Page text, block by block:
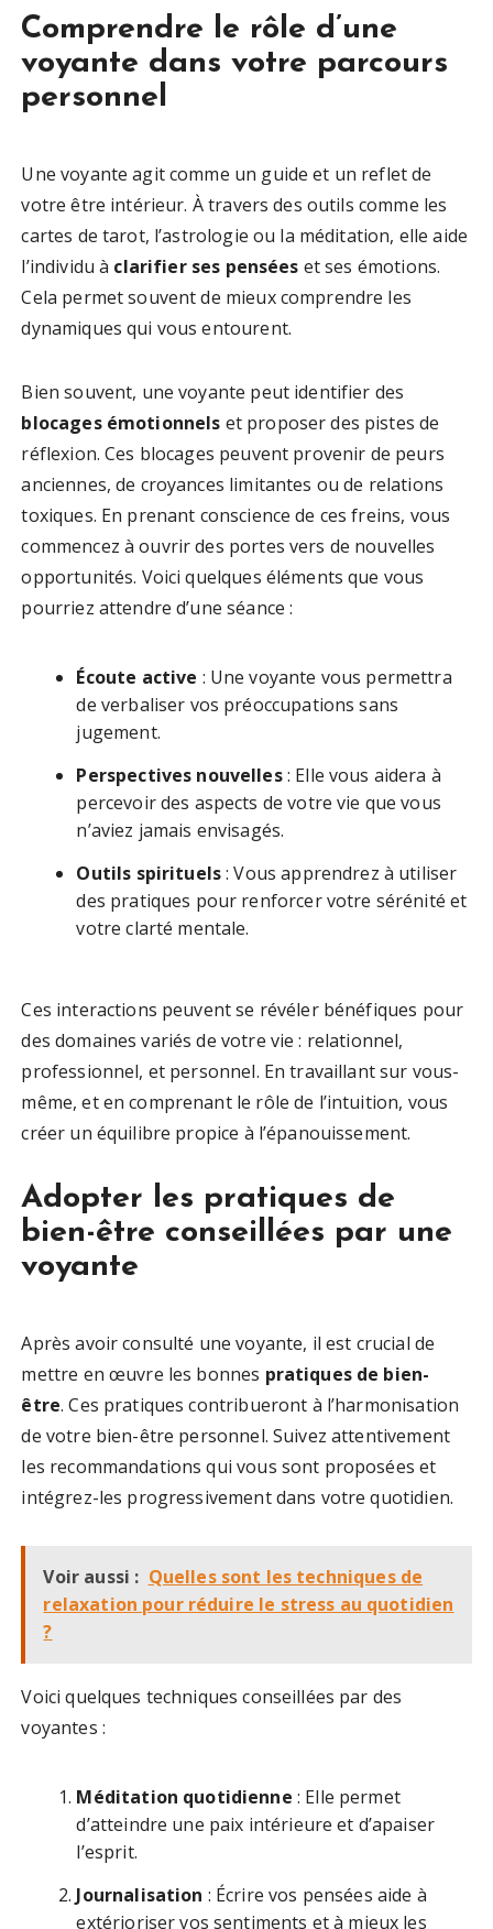
Comprendre le rôle d’une
voyante dans votre parcours
personnel
Une voyante agit comme un guide et un reflet de
votre être intérieur. À travers des outils comme les
cartes de tarot, l’astrologie ou la méditation, elle aide
l’individu à clarifier ses pensées et ses émotions.
Cela permet souvent de mieux comprendre les
dynamiques qui vous entourent.
Bien souvent, une voyante peut identifier des
blocages émotionnels et proposer des pistes de
réflexion. Ces blocages peuvent provenir de peurs
anciennes, de croyances limitantes ou de relations
toxiques. En prenant conscience de ces freins, vous
commencez à ouvrir des portes vers de nouvelles
opportunités. Voici quelques éléments que vous
pourriez attendre d’une séance :
Écoute active : Une voyante vous permettra
de verbaliser vos préoccupations sans
jugement.
Perspectives nouvelles: Elle vous aidera à
percevoir des aspects de votre vie que vous
n’aviez jamais envisagés.
Outils spirituels: Vous apprendrez à utiliser
des pratiques pour renforcer votre sérénité et
votre clarté mentale.
Ces interactions peuvent se révéler bénéfiques pour
des domaines variés de votre vie : relationnel,
professionnel, et personnel. En travaillant sur vous-
même, et en comprenant le rôle de l’intuition, vous
créer un équilibre propice à l’épanouissement.
Adopter les pratiques de
bien-être conseillées par une
voyante
Après avoir consulté une voyante, il est crucial de
mettre en œuvre les bonnes pratiques de bien-
être. Ces pratiques contribueront à l’harmonisation
de votre bien-être personnel. Suivez attentivement
les recommandations qui vous sont proposées et
intégrez-les progressivement dans votre quotidien.
Voir aussi : Quelles sont les techniques de
relaxation pour réduire le stress au quotidien
?
Voici quelques techniques conseillées par des
voyantes :
Méditation quotidienne : Elle permet
d’atteindre une paix intérieure et d’apaiser
l’esprit.
Journalisation : Écrire vos pensées aide à
extérioriser vos sentiments et à mieux les